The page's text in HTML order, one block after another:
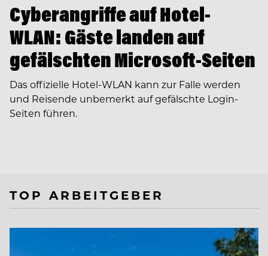
Cyberangriffe auf Hotel-
WLAN: Gäste landen auf
gefälschten Microsoft-Seiten
Das offizielle Hotel-WLAN kann zur Falle werden
und Reisende unbemerkt auf gefälschte Login-
Seiten führen.
TOP ARBEITGEBER